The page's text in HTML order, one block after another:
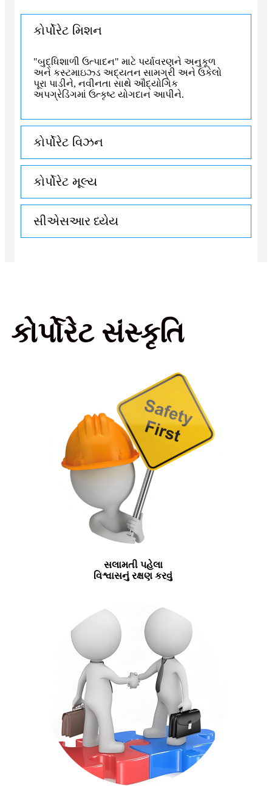
કોર્પોરેટ મિશન
"બુદ્ધિશાળી ઉત્પાદન" માટે પર્યાવરણને અનુકૂળ
અને કસ્ટમાઇઝ્ડ અદ્યતન સામગ્રી અને ઉકેલો
પૂરા પાડીને, નવીનતા સાથે ઔદ્યોગિક
અપગ્રેડિંગમાં ઉત્કૃષ્ટ યોગદાન આપીને.
કોર્પોરેટ વિઝન
કોર્પોરેટ મૂલ્ય
સીએસઆર ધ્યેય
કોર્પોરેટ સંસ્કૃતિ
સલામતી પહેલા
વિશ્વાસનું રક્ષણ કરવું